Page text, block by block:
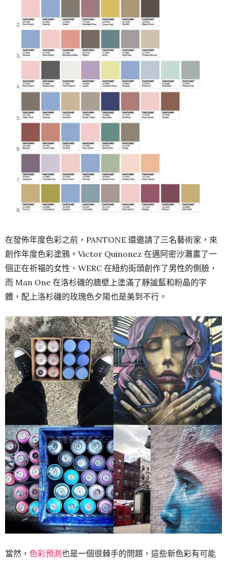
在發佈年度色彩之前，PANTONE 還邀請了三名藝術家，來
創作年度色彩塗鴉。Victor Quinonez 在邁阿密沙灘畫了一
個正在祈福的女性、WERC 在紐約街頭創作了男性的側臉，
而 Man One 在洛杉磯的牆壁上塗滿了靜謐藍和粉晶的字
體，配上洛杉磯的玫瑰色夕陽也是美到不行。
當然， 色彩預測 也是一個很棘手的問題，這些新色彩有可能